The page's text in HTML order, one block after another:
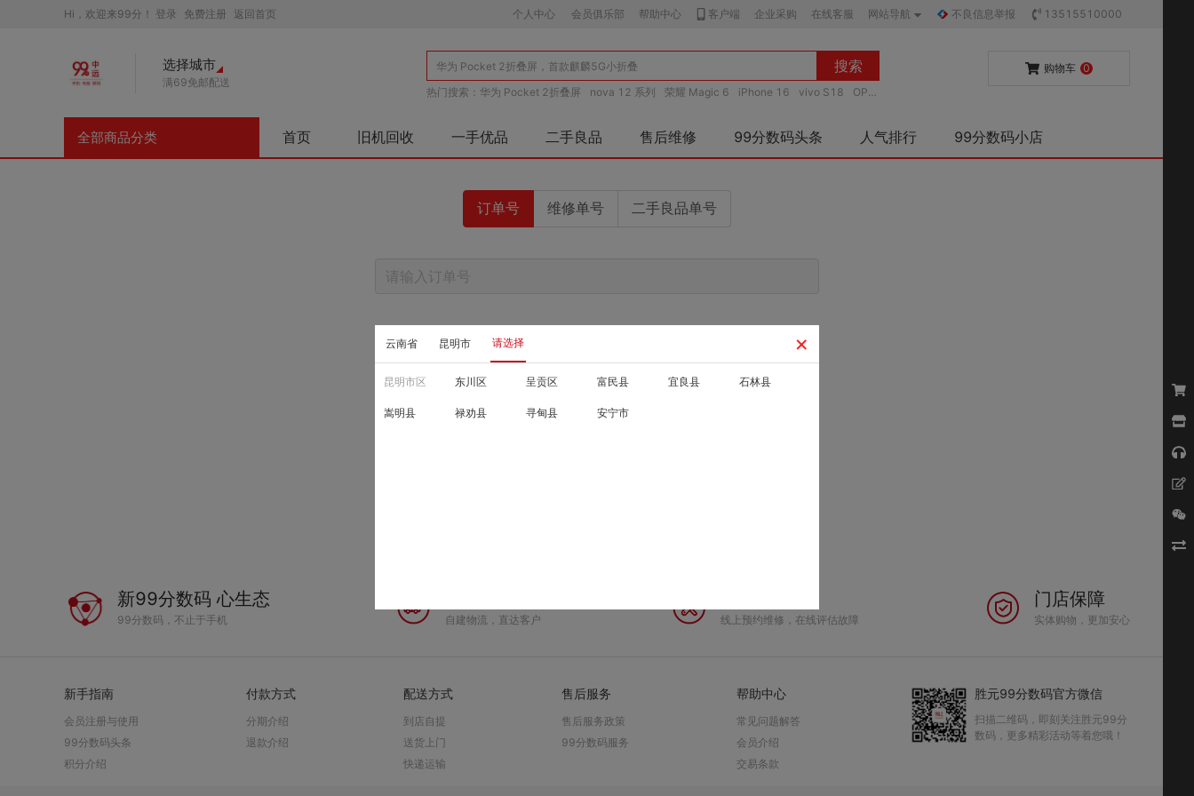
Hi，欢迎来99分！ 登录 免费注册 返回首页 个人中心 会员俱乐部 帮助中心 客户端 企业采购 在线客服 网站导航 不良信息举报 13515510000
选择城市
×
云南省 昆明市 请选择
昆明市区 东川区 呈贡区 富民县 宜良县 石林县
嵩明县 禄劝县 寻甸县 安宁市
满69免邮配送
搜索
热门搜索： 华为 Pocket 2折叠屏 nova 12 系列 荣耀 Magic 6 iPhone 16 vivo S18
OPP
购物车 0
全部商品分类 首页 旧机回收 一手优品 二手良品 售后维修 99分数码头条 人气排行 99分数码小店
订单号 维修单号 二手良品单号
新99分数码 心生态
99分数码，不止于手机 自建物流，直达客户 线上预约维修，在线评估故障
门店保障
实体购物，更加安心
新手指南
会员注册与使用
99分数码头条
积分介绍
付款方式
分期介绍
退款介绍
配送方式
到店自提
送货上门
快递运输
售后服务
售后服务政策
99分数码服务
帮助中心
常见问题解答
会员介绍
交易条款
胜元99分数码官方微信
扫描二维码，即刻关注胜元99分
数码，更多精彩活动等着您哦！